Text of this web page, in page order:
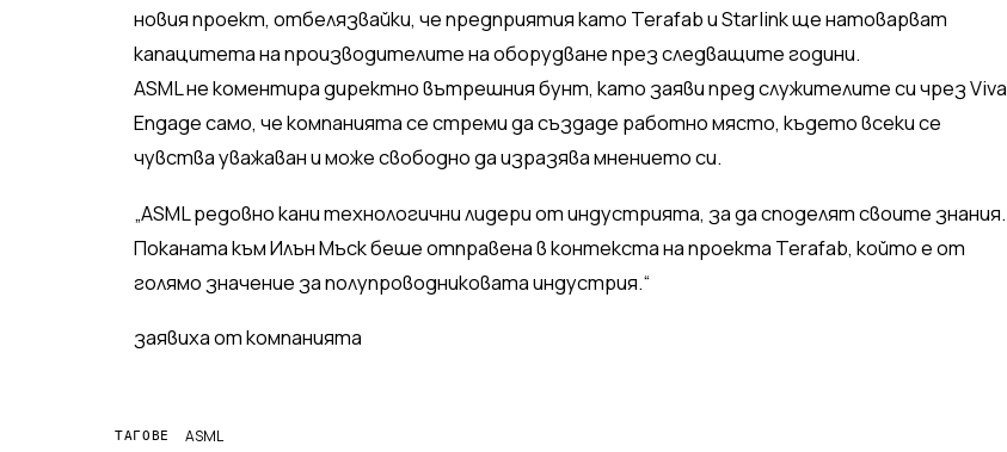
новия проект, отбелязвайки, че предприятия като Terafab и Starlink ще натоварват
капацитета на производителите на оборудване през следващите години.
ASML не коментира директно вътрешния бунт, като заяви пред служителите си чрез Viva
Engage само, че компанията се стреми да създаде работно място, където всеки се
чувства уважаван и може свободно да изразява мнението си.
„ASML редовно кани технологични лидери от индустрията, за да споделят своите знания.
Поканата към Илън Мъск беше отправена в контекста на проекта Terafab, който е от
голямо значение за полупроводниковата индустрия.“
заявиха от компанията
ТАГОВЕ ASML